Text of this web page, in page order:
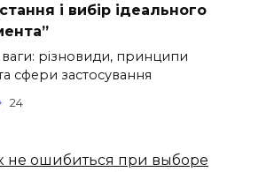
і вибір ідеального
різновиди, принципи
сфери застосування
24
не ошибиться при выборе